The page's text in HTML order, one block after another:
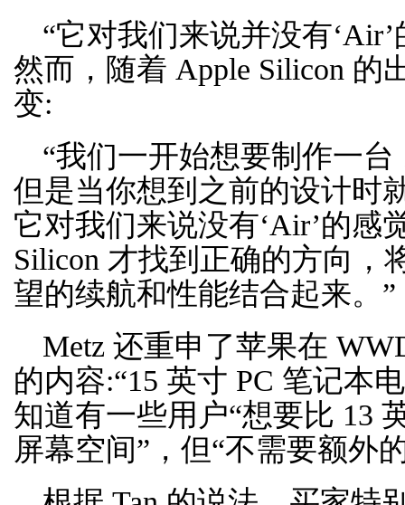
“它对我们来说并没有
然而，随着 Apple Silicon 的
变:
“我们一开始想要制作一
但是当你想到之前的设计时
它对我们来说没有‘Air’的感
Silicon 才找到正确的方向，
望的续航和性能结合起来。”
Metz 还重申了苹果在
的内容:“15 英寸 PC 笔记本
知道有一些用户“想要比 13
屏幕空间”，但“不需要额外